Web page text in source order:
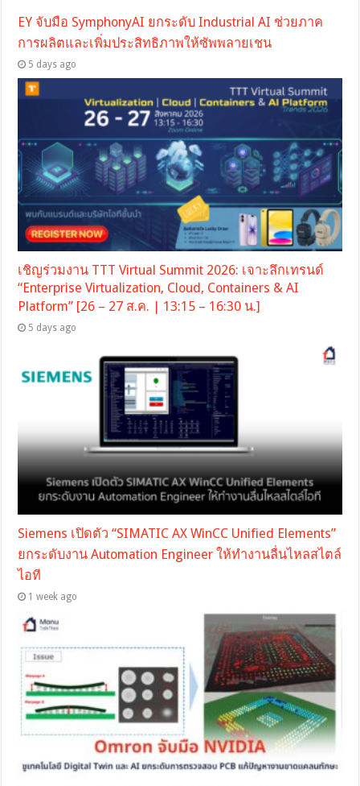
EY จับมือ SymphonyAI ยกระดับ Industrial AI ช่วยภาค
การผลิตและเพิ่มประสิทธิภาพให้ซัพพลายเชน
5 days ago
เชิญร่วมงาน TTT Virtual Summit 2026: เจาะลึกเทรนด์
“Enterprise Virtualization, Cloud, Containers & AI
Platform” [26 – 27 ส.ค. | 13:15 – 16:30 น.]
5 days ago
Siemens เปิดตัว “SIMATIC AX WinCC Unified Elements”
ยกระดับงาน Automation Engineer ให้ทำงานลื่นไหลสไตล์
ไอที
1 week ago